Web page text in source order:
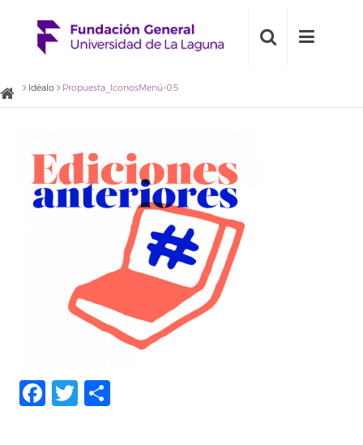
Idéalo Propuesta_IconosMenú-05
Facebook
Twitter